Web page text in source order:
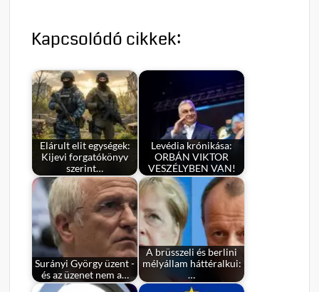
Kapcsolódó cikkek:
Elárult elit egységek:
Kijevi forgatókönyv
szerint…
Levédia krónikása:
ORBÁN VIKTOR
VESZÉLYBEN VAN!
Surányi György üzent -
és az üzenet nem a…
A brüsszeli és berlini
mélyállam háttéralkui:
…